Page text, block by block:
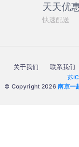
天天优
快速配送
关于我们 联系我们
苏
© Copyright 2026南京一